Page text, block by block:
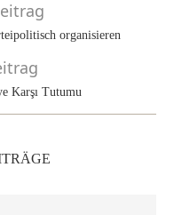
organisieren
Karşı Tutumu